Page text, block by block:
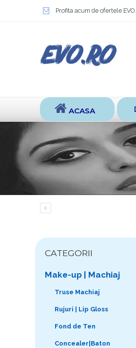
Profita acum de ofertele
ACASA
CATEGORII
Make-up | Machiaj
Truse Machiaj
Rujuri | Lip Gloss
Fond de Ten
Concealer|Baton